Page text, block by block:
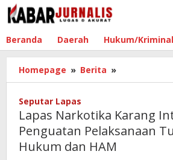
Lewati
ke
Beranda Daerah Hukum/Kriminal
Homepage » Berita »
Narkotika
Hadiri
Penguatan
Seputar Lapas
Lapas Narkotika Karang
Penguatan Pelaksanaan
Hukum dan HAM